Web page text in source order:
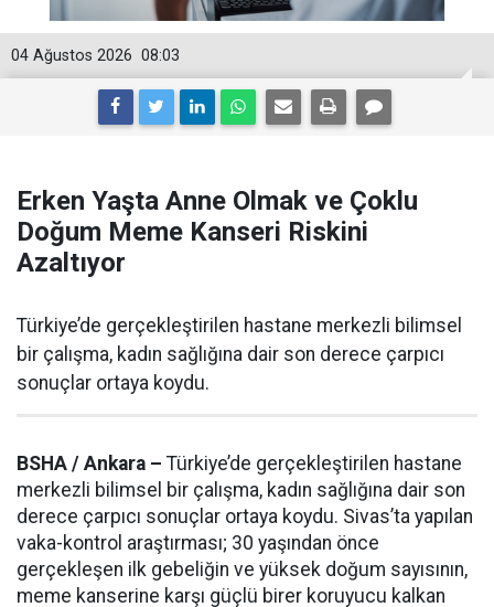
08:03
04 Ağustos 2026
Erken Yaşta Anne Olmak ve Çoklu
Doğum Meme Kanseri Riskini
Azaltıyor
Türkiye’de gerçekleştirilen hastane merkezli bilimsel
bir çalışma, kadın sağlığına dair son derece çarpıcı
sonuçlar ortaya koydu.
BSHA / Ankara – Türkiye’de gerçekleştirilen hastane
merkezli bilimsel bir çalışma, kadın sağlığına dair son
derece çarpıcı sonuçlar ortaya koydu. Sivas’ta yapılan
vaka-kontrol araştırması; 30 yaşından önce
gerçekleşen ilk gebeliğin ve yüksek doğum sayısının,
meme kanserine karşı güçlü birer koruyucu kalkan